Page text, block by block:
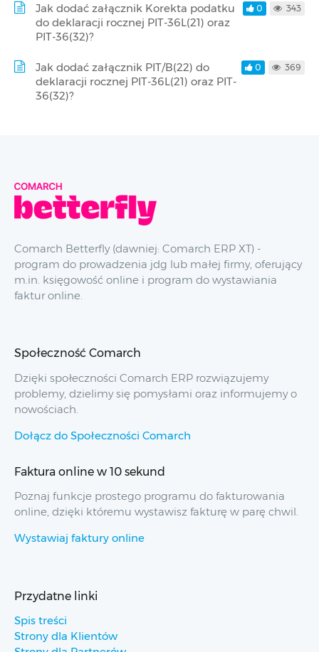
Jak dodać załącznik Korekta podatku
do deklaracji rocznej PIT-36L(21) oraz
PIT-36(32)?
0 343
Jak dodać załącznik PIT/B(22) do
deklaracji rocznej PIT-36L(21) oraz PIT-
36(32)?
0 369
Comarch Betterfly (dawniej: Comarch ERP XT) -
program do prowadzenia jdg lub małej firmy, oferujący
m.in. księgowość online i program do wystawiania
faktur online.
Społeczność Comarch
Dzięki społeczności Comarch ERP rozwiązujemy
problemy, dzielimy się pomysłami oraz informujemy o
nowościach.
Dołącz do Społeczności Comarch
Faktura online w 10 sekund
Poznaj funkcje prostego programu do fakturowania
online, dzięki któremu wystawisz fakturę w parę chwil.
Wystawiaj faktury online
Przydatne linki
Spis treści
Strony dla Klientów